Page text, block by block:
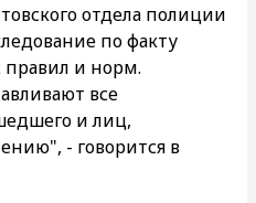
отдела полиции
по факту
и норм.
все
и лиц,
- говорится в